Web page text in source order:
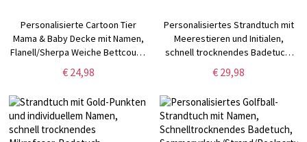
Personalisierte Cartoon Tier
Mama & Baby Decke mit Namen,
Flanell/Sherpa Weiche Bettcouch
Decke, Wohndekor,
Geburtstags-/Muttertagsgeschenk
€ 24,98
Personalisiertes Strandtuch mit
Meerestieren und Initialen,
schnell trocknendes Badetuch,
Urlaub/Strand/Pool-Party-
Geschenk, Geschenk für
Meeresliebhaber/Kinder/Familie
€ 29,98